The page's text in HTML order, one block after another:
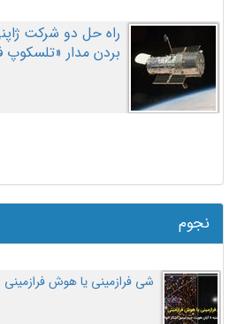
اصلاح کنیم.
راه حل دو شرکت
بردن مدار
نجوم
شی فرازمینی یا هوش فرازمینی